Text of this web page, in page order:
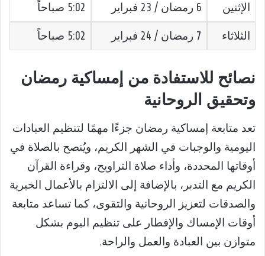
الإثنين 6 رمضان / 23 فبراير 5:02 صباحاً
الثلاثاء 7 رمضان / 24 فبراير 5:02 صباحاً
نصائح للاستفادة من إمساكية رمضان
وتحقيق الروحانية
تعد متابعة إمساكية رمضان جزءًا مهمًا لتنظيم العبادات
اليومية والوجبات في الشهر الكريم، ويُنصح بالصلاة في
أوقاتها المحددة، وأداء صلاة التراويح، وقراءة القرآن
الكريم مع التدبر، بالإضافة إلى الالتزام بالأعمال الخيرية
والصدقات لتعزيز الروحانية والتقوى، كما تساعد متابعة
أوقات الإمساك والإفطار على تنظيم اليوم بشكل
متوازن بين العبادة والعمل والراحة.